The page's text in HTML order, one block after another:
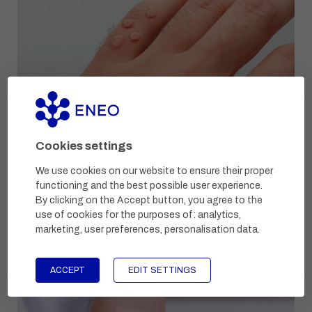
Cookies settings
We use cookies on our website to ensure their proper
functioning and the best possible user experience.
By clicking on the Accept button, you agree to the
use of cookies for the purposes of:analytics,
marketing, user preferences, personalisation data
ACCEPT EDIT SETTINGS